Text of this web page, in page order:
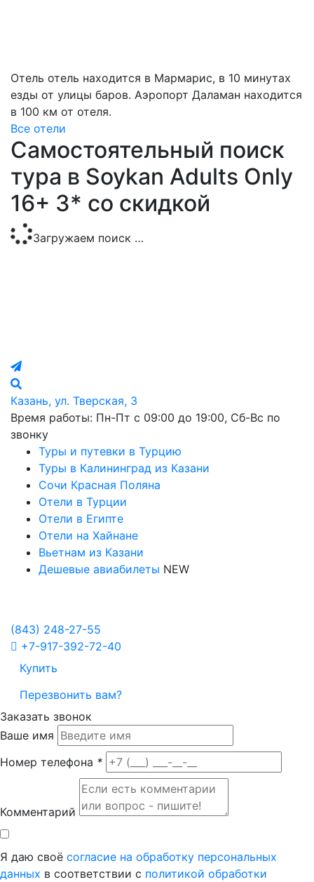
Отель отель находится в Мармарис, в 10 минутах
езды от улицы баров. Аэропорт Даламан находится
в 100 км от отеля.
Все отели
Самостоятельный поиск
тура в Soykan Adults Only
16+ 3* со скидкой
Загружаем поиск …
Казань, ул. Тверская, 3
Время работы: Пн-Пт с 09:00 до 19:00, Сб-Вс по
звонку
Туры и путевки в Турцию
Туры в Калининград из Казани
Сочи Красная Поляна
Отели в Турции
Отели в Египте
Отели на Хайнане
Вьетнам из Казани
Дешевые авиабилеты NEW
(843) 248-27-55
+7-917-392-72-40
Купить
Перезвонить вам?
Заказать звонок
Ваше имя
Номер телефона *
Комментарий
Я даю своё согласие на обработку персональных
данных в соответствии с политикой обработки